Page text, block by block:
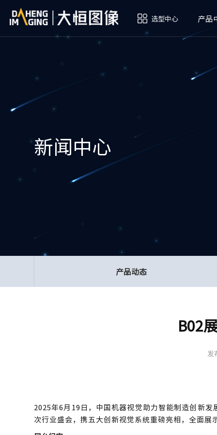
选型中心 产品
新闻中心
产品动态
B02
发
2025年6月19日，中国机器视觉助力智能制造创新
次行业盛会，携五大创新视觉系统重磅亮相，全面